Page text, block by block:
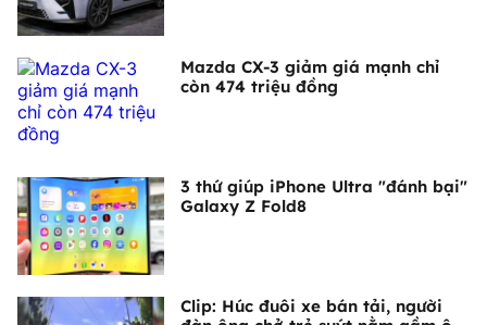
Mazda CX-3 giảm giá mạnh chỉ
còn 474 triệu đồng
3 thứ giúp iPhone Ultra "đánh bại"
Galaxy Z Fold8
Clip: Húc đuôi xe bán tải, người